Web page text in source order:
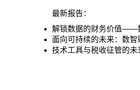
最新报告：
解锁数据的财务价值——
面向可持续的未来：数
技术工具与税收征管的未